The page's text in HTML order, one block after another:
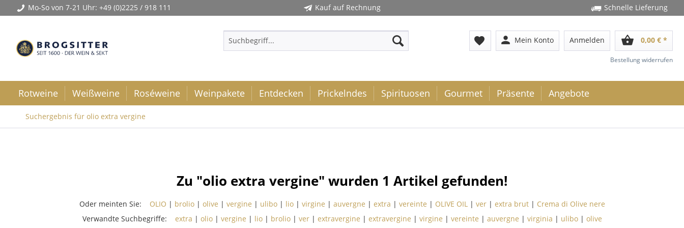
Mo-So von 7-21 Uhr: +49 (0)2225 / 918 111 Kauf auf Rechnung Schnelle Lieferung
favorite person Mein Konto Anmelden shopping_basket 0,00 € *
Bestellung widerrufen
Rotweine Weißweine Roséweine Weinpakete Entdecken Prickelndes Spirituosen Gourmet Präsente Angebote
Suchergebnis für olio extra vergine
Zu "olio extra vergine" wurden 1 Artikel gefunden!
Oder meinten Sie: OLIO | brolio| olive | vergine | ulibo| lio| virgine | auvergne | extra | vereinte | OLIVE OIL| ver| extra brut| Crema di Olive nere
Verwandte Suchbegriffe:
extra | olio| vergine | lio| brolio| ver| extravergine | extravergine | virgine | vereinte | auvergne | virginia | ulibo| olive